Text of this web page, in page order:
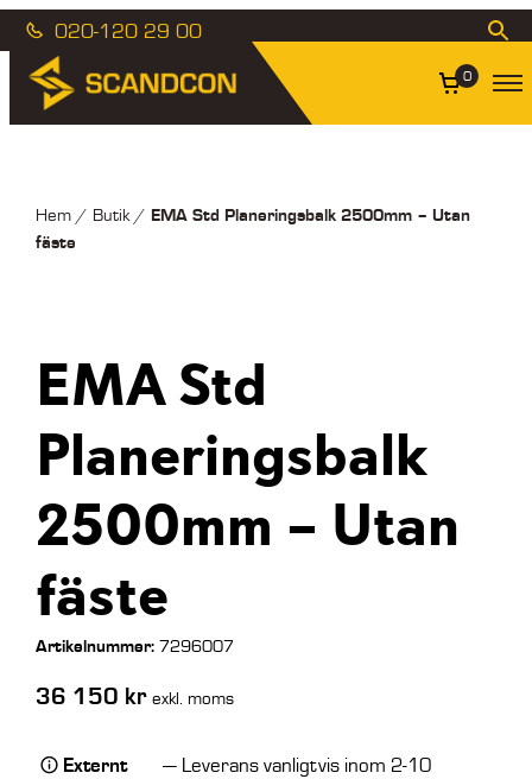
020-120 29 00
0
Hem/ Butik/ EMA Std Planeringsbalk 2500mm – Utan
fäste
EMA Std
Planeringsbalk
2500mm – Utan
fäste
Artikelnummer:7296007
36 150 kr exkl. moms
Externt
— Leverans vanligtvis inom 2-10